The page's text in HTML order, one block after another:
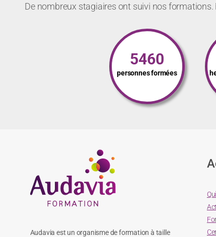
De nombreux stagiaires ont suivi nos
5460
personnes formées
Audavia est un organisme de formation à taille